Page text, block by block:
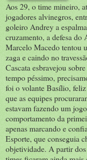
Aos 29, o time mineiro,
jogadores alvinegros,
goleiro Andrey a
cruzamento, a defesa
Marcelo Macedo tentou
zaga e caindo no
Cascata esbravejou
tempo péssimo,
foi o volante Basílio,
que as equipes
estavam fazendo um
comportamento da
apenas marcando e
Esporte, que conseguia
objetividade. A partir